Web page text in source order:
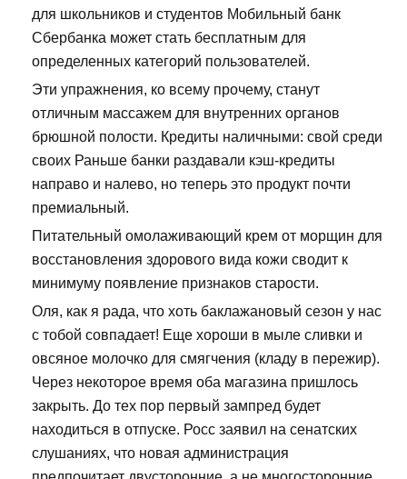
для школьников и студентов Мобильный банк
Сбербанка может стать бесплатным для
определенных категорий пользователей.
Эти упражнения, ко всему прочему, станут
отличным массажем для внутренних органов
брюшной полости. Кредиты наличными: свой среди
своих Раньше банки раздавали кэш-кредиты
направо и налево, но теперь это продукт почти
премиальный.
Питательный омолаживающий крем от морщин для
восстановления здорового вида кожи сводит к
минимуму появление признаков старости.
Оля, как я рада, что хоть баклажановый сезон у нас
с тобой совпадает! Еще хороши в мыле сливки и
овсяное молочко для смягчения (кладу в пережир).
Через некоторое время оба магазина пришлось
закрыть. До тех пор первый зампред будет
находиться в отпуске. Росс заявил на сенатских
слушаниях, что новая администрация